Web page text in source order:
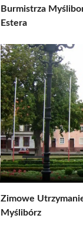
Burmistrza
Estera
Zimowe
Myślibórz